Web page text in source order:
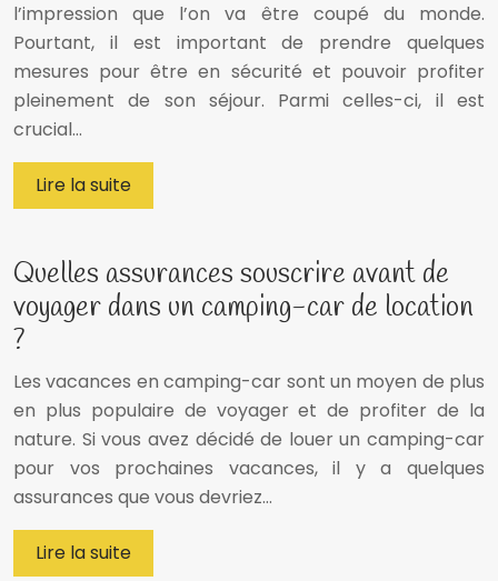
l’impression que l’on va être coupé du monde.
Pourtant, il est important de prendre quelques
mesures pour être en sécurité et pouvoir profiter
pleinement de son séjour. Parmi celles-ci, il est
crucial…
Lire la suite
Quelles assurances souscrire avant de
voyager dans un camping-car de location
?
Les vacances en camping-car sont un moyen de plus
en plus populaire de voyager et de profiter de la
nature. Si vous avez décidé de louer un camping-car
pour vos prochaines vacances, il y a quelques
assurances que vous devriez…
Lire la suite